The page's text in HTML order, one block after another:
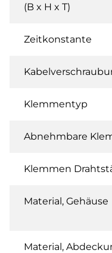
(B x H x T)
Zeitkonstante
Klemmentyp
Abnehmbare
Klemmen
Material, Gehäuse
Material,